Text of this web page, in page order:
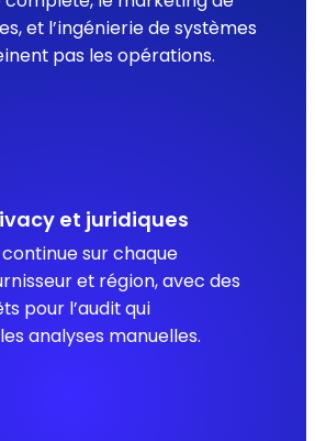
et l’ingénierie de systèmes
pas les opérations.
et juridiques
sur chaque
et région, avec des
pour l’audit qui
analyses manuelles.